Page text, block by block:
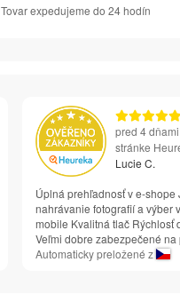
Tovar expedujeme do 24 hodín
pred 4
stránke
Lucie C.
Úplná prehľadnosť v e-shope
nahrávanie fotografií a výber
mobile Kvalitná tlač Rýchlosť
Veľmi dobre zabezpečené na
Automaticky preložené z